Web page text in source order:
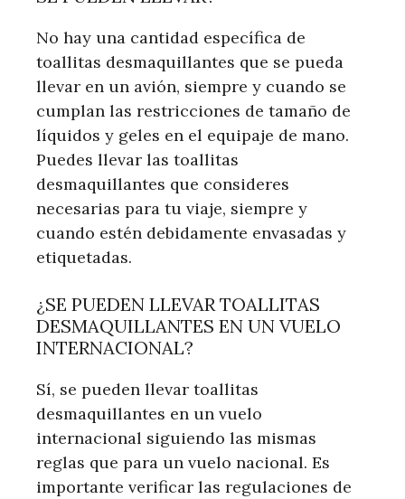
No hay una cantidad específica de
toallitas desmaquillantes que se pueda
llevar en un avión, siempre y cuando se
cumplan las restricciones de tamaño de
líquidos y geles en el equipaje de mano.
Puedes llevar las toallitas
desmaquillantes que consideres
necesarias para tu viaje, siempre y
cuando estén debidamente envasadas y
etiquetadas.
¿SE PUEDEN LLEVAR TOALLITAS
DESMAQUILLANTES EN UN VUELO
INTERNACIONAL?
Sí, se pueden llevar toallitas
desmaquillantes en un vuelo
internacional siguiendo las mismas
reglas que para un vuelo nacional. Es
importante verificar las regulaciones de